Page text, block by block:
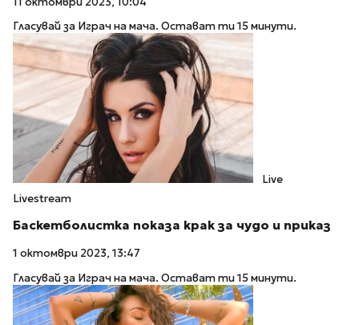
Гласувай за Играч на мача. Остават ти 15 минути.
Live
Livestream
Баскетболистка показа крак за чудо и приказ
1 октомври 2023, 13:47
Гласувай за Играч на мача. Остават ти 15 минути.